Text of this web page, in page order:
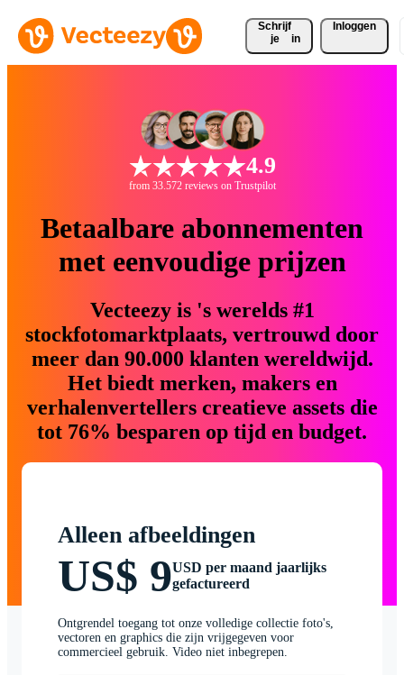
Schrijf
je
in
Inloggen
4.9
from 33.572 reviews on Trustpilot
Betaalbare abonnementen
met eenvoudige prijzen
Vecteezy is 's werelds #1
stockfotomarktplaats, vertrouwd door
meer dan 90.000 klanten wereldwijd.
Het biedt merken, makers en
verhalenvertellers creatieve assets die
tot 76% besparen op tijd en budget.
Alleen afbeeldingen
US$ 9USD per maand jaarlijks
gefactureerd
Ontgrendel toegang tot onze volledige collectie foto's,
vectoren en graphics die zijn vrijgegeven voor
commercieel gebruik. Video niet inbegrepen.